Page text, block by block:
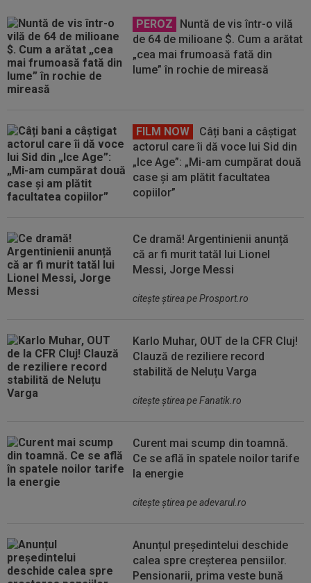
PEROZ
Nuntă de vis într-o vilă
de 64 de milioane $. Cum a arătat
„cea mai frumoasă fată din
lume” în rochie de mireasă
FILM NOW
Câți bani a câștigat
actorul care îi dă voce lui Sid din
„Ice Age”: „Mi-am cumpărat două
case și am plătit facultatea
copiilor”
Ce dramă! Argentinienii anunță
că ar fi murit tatăl lui Lionel
Messi, Jorge Messi
citeşte ştirea pe Prosport.ro
Karlo Muhar, OUT de la CFR Cluj!
Clauză de reziliere record
stabilită de Neluțu Varga
citeşte ştirea pe Fanatik.ro
Curent mai scump din toamnă.
Ce se află în spatele noilor tarife
la energie
citeşte ştirea pe adevarul.ro
Anunțul președintelui deschide
calea spre creșterea pensiilor.
Pensionarii, prima veste bună